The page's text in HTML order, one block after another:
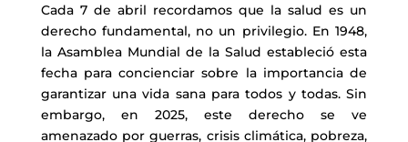
Cada 7 de abril recordamos que la salud es un
derecho fundamental, no un privilegio. En 1948,
la Asamblea Mundial de la Salud estableció esta
fecha para concienciar sobre la importancia de
garantizar una vida sana para todos y todas. Sin
embargo, en 2025, este derecho se ve
amenazado por guerras, crisis climática, pobreza,